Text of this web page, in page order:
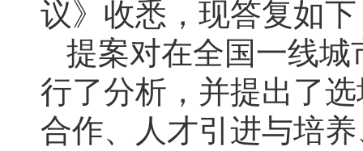
议》收悉，现答复如
提案对在全国一线
行了分析，并提出了
合作、人才引进与培